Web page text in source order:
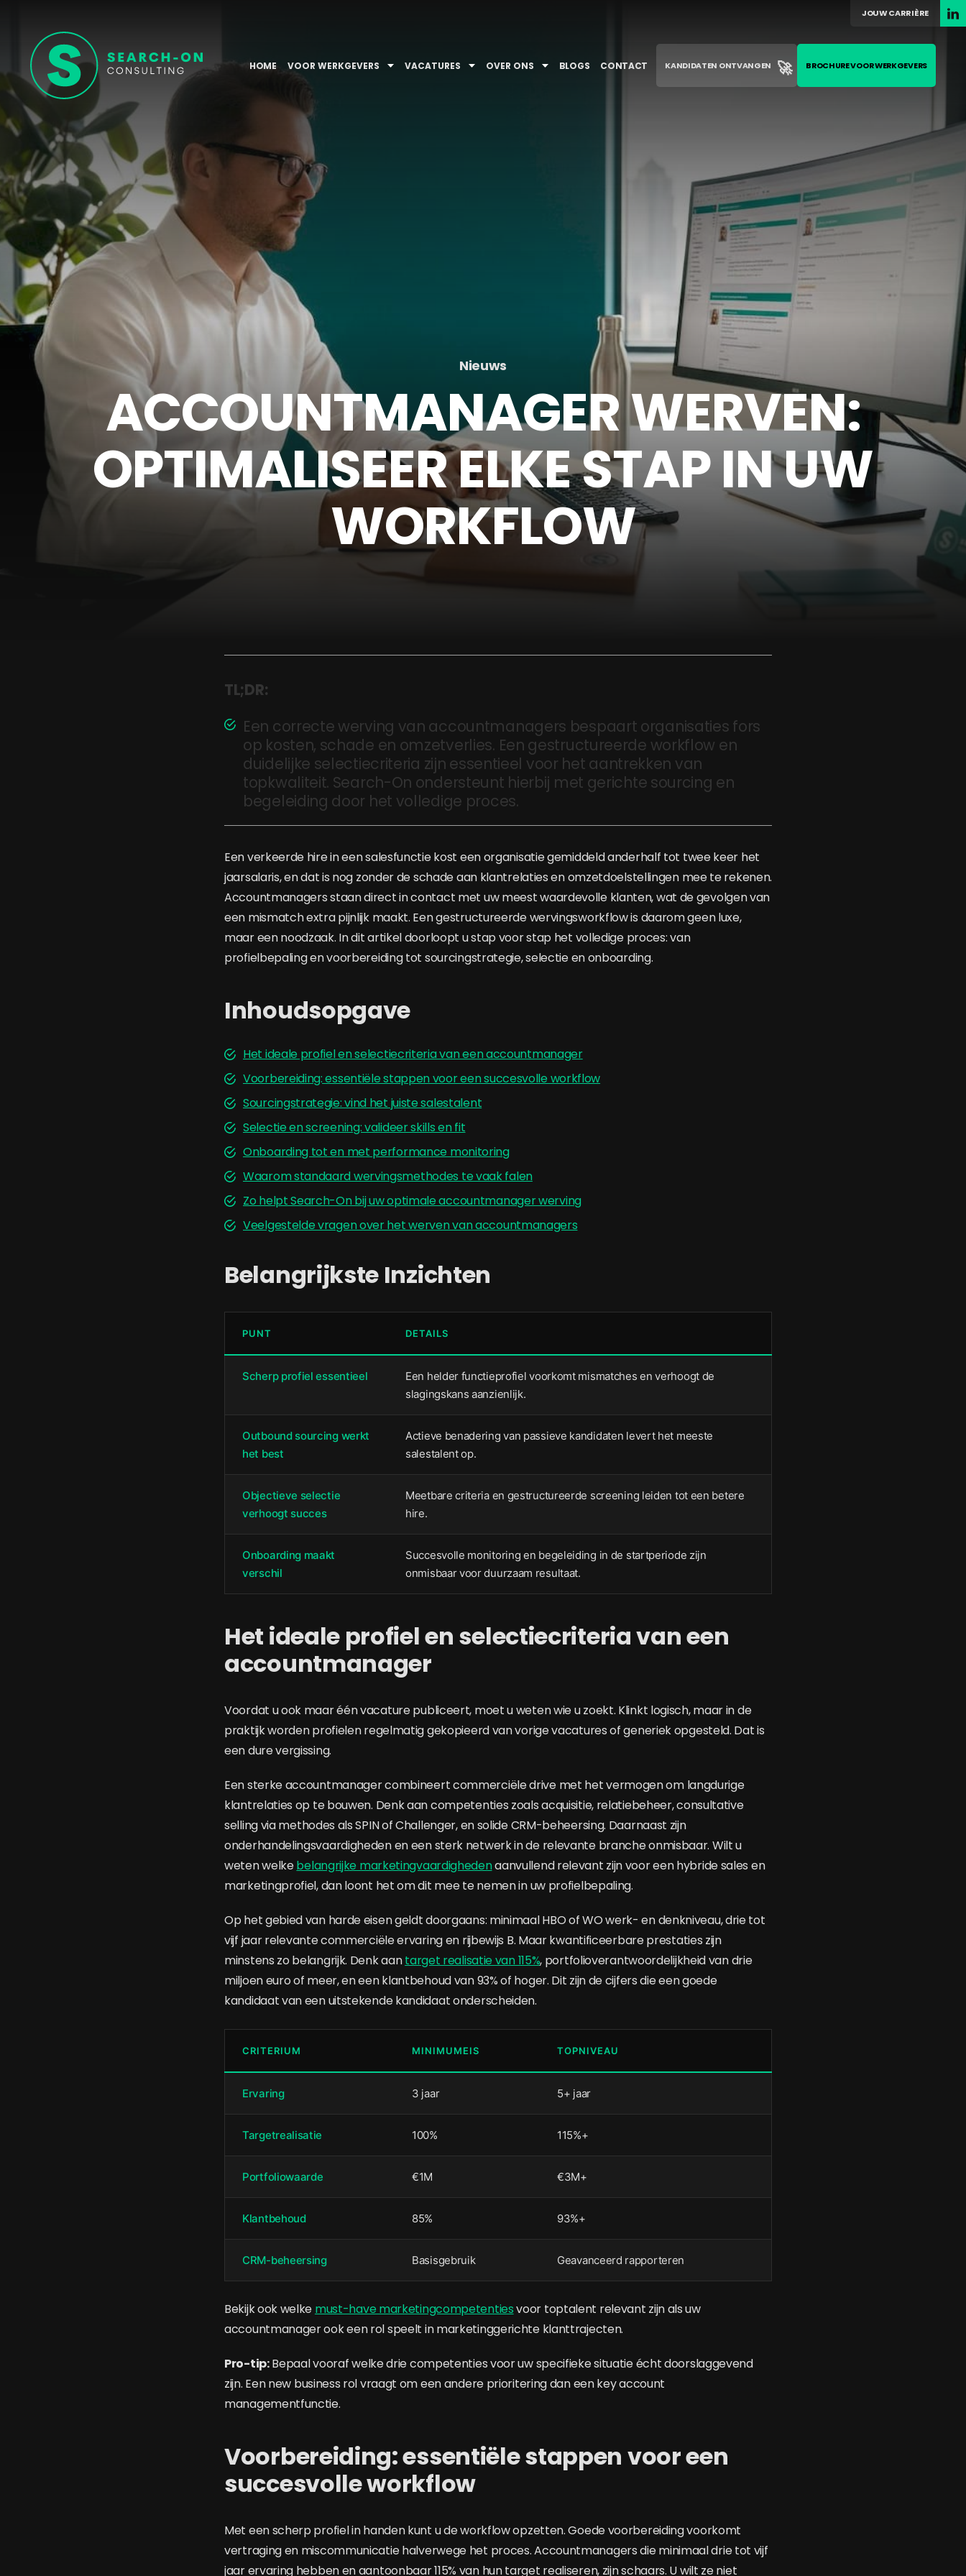
HOME VOOR WERKGEVERS VACATURES OVER ONS BLOGS CONTACT
JOUW CARRIÈRE
KANDIDATEN ONTVANGEN 🚀 BROCHURE VOOR WERKGEVERS
Nieuws
ACCOUNTMANAGER WERVEN:
OPTIMALISEER ELKE STAP IN UW
WORKFLOW
TL;DR:
Een correcte werving van accountmanagers bespaart organisaties fors
op kosten, schade en omzetverlies. Een gestructureerde workflow en
duidelijke selectiecriteria zijn essentieel voor het aantrekken van
topkwaliteit. Search-On ondersteunt hierbij met gerichte sourcing en
begeleiding door het volledige proces.
Een verkeerde hire in een salesfunctie kost een organisatie gemiddeld anderhalf tot twee keer het
jaarsalaris, en dat is nog zonder de schade aan klantrelaties en omzetdoelstellingen mee te rekenen.
Accountmanagers staan direct in contact met uw meest waardevolle klanten, wat de gevolgen van
een mismatch extra pijnlijk maakt. Een gestructureerde wervingsworkflow is daarom geen luxe,
maar een noodzaak. In dit artikel doorloopt u stap voor stap het volledige proces: van
profielbepaling en voorbereiding tot sourcingstrategie, selectie en onboarding.
Inhoudsopgave
Het ideale profiel en selectiecriteria van een accountmanager
Voorbereiding: essentiële stappen voor een succesvolle workflow
Sourcingstrategie: vind het juiste salestalent
Selectie en screening: valideer skills en fit
Onboarding tot en met performance monitoring
Waarom standaard wervingsmethodes te vaak falen
Zo helpt Search-On bij uw optimale accountmanager werving
Veelgestelde vragen over het werven van accountmanagers
Belangrijkste Inzichten
PUNT DETAILS
Scherp profiel essentieel
Een helder functieprofiel voorkomt mismatches en verhoogt de
slagingskans aanzienlijk.
Outbound sourcing werkt
het best
Actieve benadering van passieve kandidaten levert het meeste
salestalent op.
Objectieve selectie
verhoogt succes
Meetbare criteria en gestructureerde screening leiden tot een betere
hire.
Onboarding maakt
verschil
Succesvolle monitoring en begeleiding in de startperiode zijn
onmisbaar voor duurzaam resultaat.
Het ideale profiel en selectiecriteria van een
accountmanager
Voordat u ook maar één vacature publiceert, moet u weten wie u zoekt. Klinkt logisch, maar in de
praktijk worden profielen regelmatig gekopieerd van vorige vacatures of generiek opgesteld. Dat is
een dure vergissing.
Een sterke accountmanager combineert commerciële drive met het vermogen om langdurige
klantrelaties op te bouwen. Denk aan competenties zoals acquisitie, relatiebeheer, consultative
selling via methodes als SPIN of Challenger, en solide CRM-beheersing. Daarnaast zijn
onderhandelingsvaardigheden en een sterk netwerk in de relevante branche onmisbaar. Wilt u
weten welkebelangrijke marketingvaardighedenaanvullend relevant zijn voor een hybride sales en
marketingprofiel, dan loont het om dit mee te nemen in uw profielbepaling.
Op het gebied van harde eisen geldt doorgaans: minimaal HBO of WO werk- en denkniveau, drie tot
vijf jaar relevante commerciële ervaring en rijbewijs B. Maar kwantificeerbare prestaties zijn
minstens zo belangrijk. Denk aantarget realisatie van 115%, portfolioverantwoordelijkheid van drie
miljoen euro of meer, en een klantbehoud van 93% of hoger. Dit zijn de cijfers die een goede
kandidaat van een uitstekende kandidaat onderscheiden.
CRITERIUM MINIMUMEIS TOPNIVEAU
Ervaring 3 jaar 5+ jaar
Targetrealisatie 100% 115%+
Portfoliowaarde €1M €3M+
Klantbehoud 85% 93%+
CRM-beheersing Basisgebruik Geavanceerd rapporteren
Bekijk ook welke must-have marketingcompetentiesvoor toptalent relevant zijn als uw
accountmanager ook een rol speelt in marketinggerichte klanttrajecten.
Pro-tip:Bepaal vooraf welke drie competenties voor uw specifieke situatie écht doorslaggevend
zijn. Een new business rol vraagt om een andere prioritering dan een key account
managementfunctie.
Voorbereiding: essentiële stappen voor een
succesvolle workflow
Met een scherp profiel in handen kunt u de workflow opzetten. Goede voorbereiding voorkomt
vertraging en miscommunicatie halverwege het proces. Accountmanagers die minimaal drie tot vijf
jaar ervaring hebben en aantoonbaar 115% van hun target realiseren, zijn schaars. U wilt ze niet